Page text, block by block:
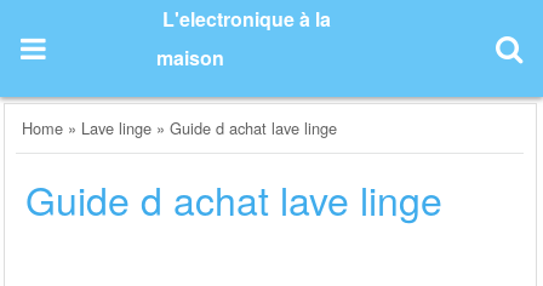
content
L'electronique à la
maison
Home » Lave linge »Guide d achat lave linge
Guide d achat lave linge